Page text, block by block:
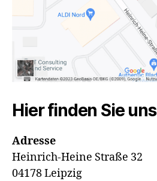
Hier finden Sie uns
Adresse
Heinrich-Heine Straße 32
04178 Leipzig